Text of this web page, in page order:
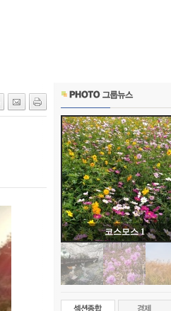
코스모스 1